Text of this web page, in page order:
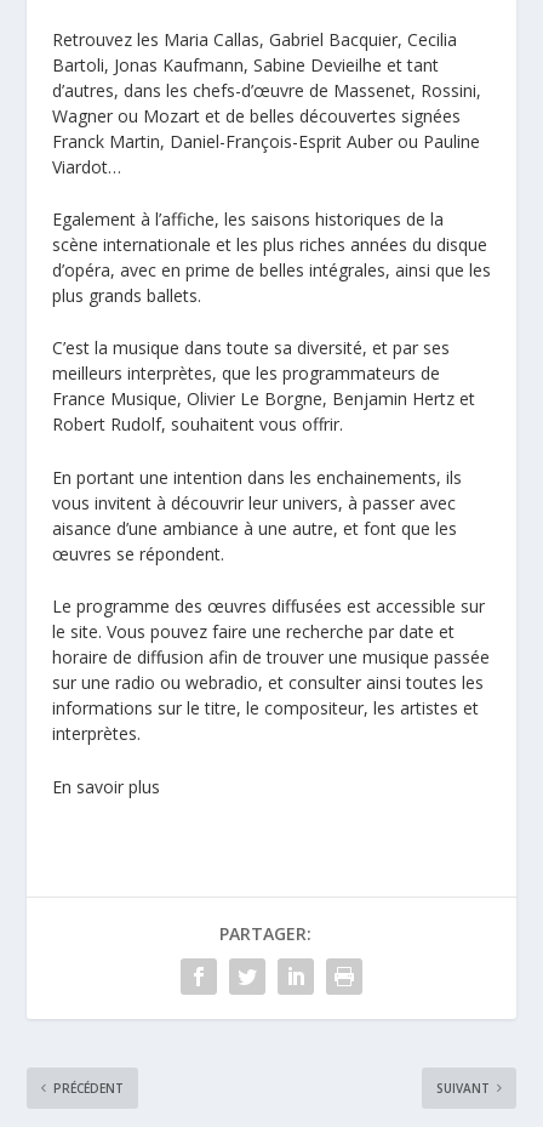
Retrouvez les Maria Callas, Gabriel Bacquier, Cecilia
Bartoli, Jonas Kaufmann, Sabine Devieilhe et tant
d’autres, dans les chefs-d’œuvre de Massenet, Rossini,
Wagner ou Mozart et de belles découvertes signées
Franck Martin, Daniel-François-Esprit Auber ou Pauline
Viardot…
Egalement à l’affiche, les saisons historiques de la
scène internationale et les plus riches années du disque
d’opéra, avec en prime de belles intégrales, ainsi que les
plus grands ballets.
C’est la musique dans toute sa diversité, et par ses
meilleurs interprètes, que les programmateurs de
France Musique, Olivier Le Borgne, Benjamin Hertz et
Robert Rudolf, souhaitent vous offrir.
En portant une intention dans les enchainements, ils
vous invitent à découvrir leur univers, à passer avec
aisance d’une ambiance à une autre, et font que les
œuvres se répondent.
Le programme des œuvres diffusées est accessible sur
le site. Vous pouvez faire une recherche par date et
horaire de diffusion afin de trouver une musique passée
sur une radio ou webradio, et consulter ainsi toutes les
informations sur le titre, le compositeur, les artistes et
interprètes.
En savoir plus
PARTAGER:
PRÉCÉDENT SUIVANT